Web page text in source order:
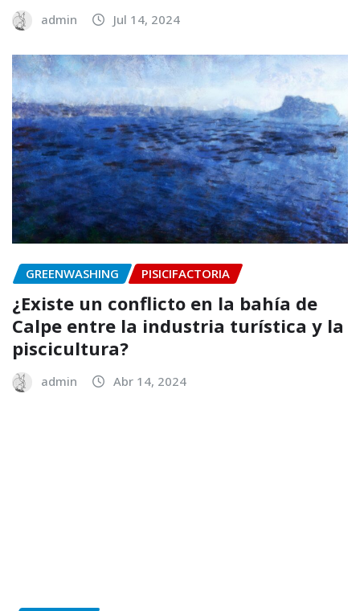
admin Jul 14, 2024
GREENWASHING PISICIFACTORIA
¿Existe un conflicto en la bahía de
Calpe entre la industria turística y la
piscicultura?
admin Abr 14, 2024